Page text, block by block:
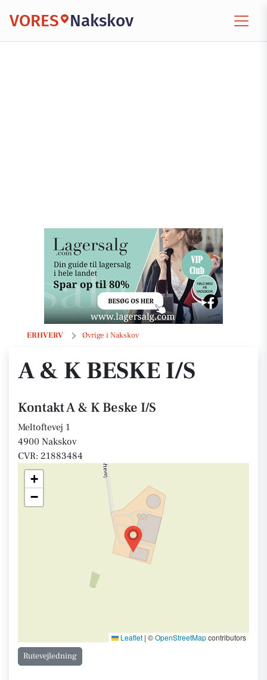
VORES Nakskov
ERHVERV Øvrige i Nakskov
A & K Beske I/S
A & K BESKE I/S
Kontakt A & K Beske I/S
Meltoftevej 1
4900 Nakskov
CVR: 21883484
+
−
Leaflet | ©OpenStreetMapcontributors
Rutevejledning